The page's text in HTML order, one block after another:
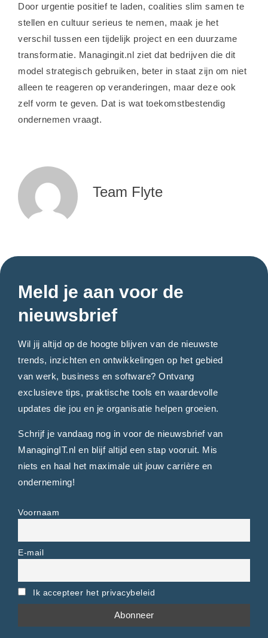
Door urgentie positief te laden, coalities slim samen te
stellen en cultuur serieus te nemen, maak je het
verschil tussen een tijdelijk project en een duurzame
transformatie. Managingit.nl ziet dat bedrijven die dit
model strategisch gebruiken, beter in staat zijn om niet
alleen te reageren op veranderingen, maar deze ook
zelf vorm te geven. Dat is wat toekomstbestendig
ondernemen vraagt.
Team Flyte
Meld je aan voor de
nieuwsbrief
Wil jij altijd op de hoogte blijven van de nieuwste
trends, inzichten en ontwikkelingen op het gebied
van werk, business en software? Ontvang
exclusieve tips, praktische tools en waardevolle
updates die jou en je organisatie helpen groeien.
Schrijf je vandaag nog in voor de nieuwsbrief van
ManagingIT.nl en blijf altijd een stap vooruit. Mis
niets en haal het maximale uit jouw carrière en
onderneming!
Voornaam
E-mail
Ik accepteer het privacybeleid